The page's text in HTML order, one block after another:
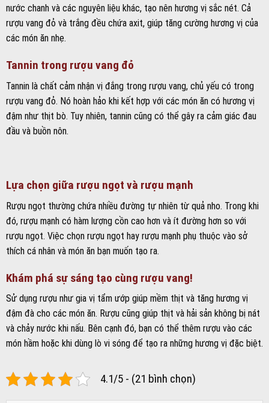
nước chanh và các nguyên liệu khác, tạo nên hương vị sắc nét. Cả
rượu vang đỏ và trắng đều chứa axit, giúp tăng cường hương vị của
các món ăn nhẹ.
Tannin trong rượu vang đỏ
Tannin là chất cảm nhận vị đắng trong rượu vang, chủ yếu có trong
rượu vang đỏ. Nó hoàn hảo khi kết hợp với các món ăn có hương vị
đậm như thịt bò. Tuy nhiên, tannin cũng có thể gây ra cảm giác đau
đầu và buồn nôn.
Lựa chọn giữa rượu ngọt và rượu mạnh
Rượu ngọt thường chứa nhiều đường tự nhiên từ quả nho. Trong khi
đó, rượu mạnh có hàm lượng cồn cao hơn và ít đường hơn so với
rượu ngọt. Việc chọn rượu ngọt hay rượu mạnh phụ thuộc vào sở
thích cá nhân và món ăn bạn muốn tạo ra.
Khám phá sự sáng tạo cùng rượu vang!
Sử dụng rượu như gia vị tẩm ướp giúp mềm thịt và tăng hương vị
đậm đà cho các món ăn. Rượu cũng giúp thịt và hải sản không bị nát
và chảy nước khi nấu. Bên cạnh đó, bạn có thể thêm rượu vào các
món hầm hoặc khi dùng lò vi sóng để tạo ra những hương vị đặc biệt.
4.1/5 - (21 bình chọn)